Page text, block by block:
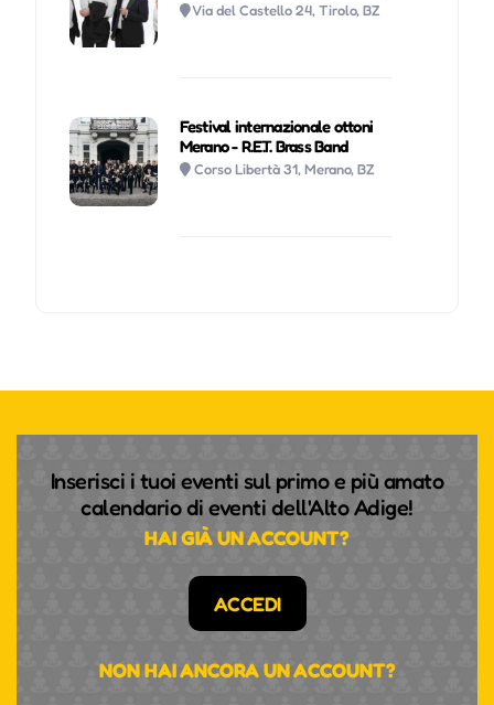
Via del Castello 24, Tirolo, BZ
Festival internazionale ottoni
Merano - R.E.T. Brass Band
Corso Libertà 31, Merano, BZ
Inserisci i tuoi eventi sul primo e più amato
calendario di eventi dell'Alto Adige!
HAI GIÀ UN ACCOUNT?
ACCEDI
NON HAI ANCORA UN ACCOUNT?